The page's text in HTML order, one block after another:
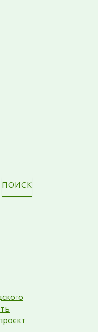
ПОИСК